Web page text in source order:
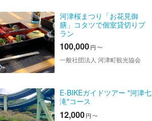
河津桜まつり「お花見御
膳」コタツで個室貸切りプ
ラン
100,000円 〜
一般社団法人 河津町観光協会
E-BIKEガイドツアー "河津七
滝"コース
12,000円 〜